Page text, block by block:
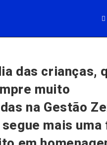
das crianças,
muito
na Gestão
mais uma